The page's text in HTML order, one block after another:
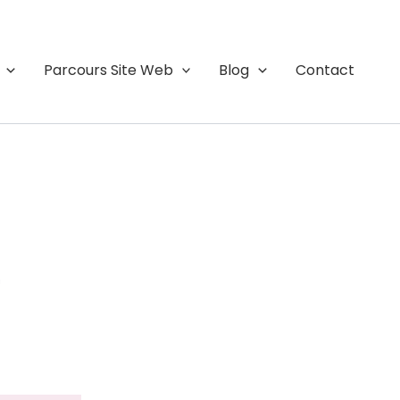
Parcours Site Web Blog Contact